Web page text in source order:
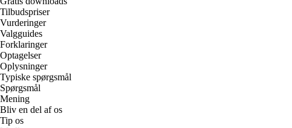
Tilbudspriser
Vurderinger
Valgguides
Forklaringer
Optagelser
Oplysninger
Typiske spørgsmål
Spørgsmål
Mening
Bliv en del af os
Tip os